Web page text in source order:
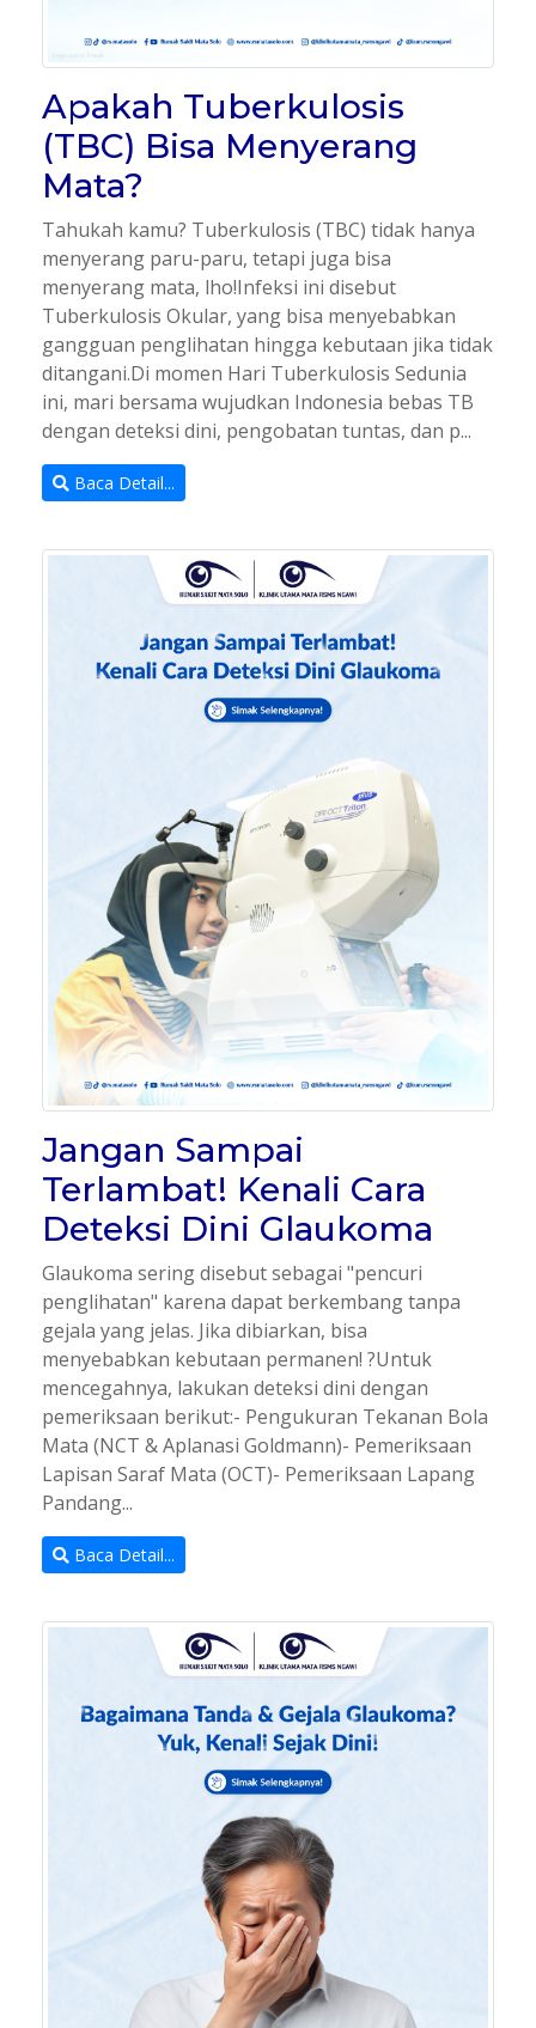
Apakah Tuberkulosis
(TBC) Bisa Menyerang
Mata?
Tahukah kamu? Tuberkulosis (TBC) tidak hanya
menyerang paru-paru, tetapi juga bisa
menyerang mata, lho!Infeksi ini disebut
Tuberkulosis Okular, yang bisa menyebabkan
gangguan penglihatan hingga kebutaan jika tidak
ditangani.Di momen Hari Tuberkulosis Sedunia
ini, mari bersama wujudkan Indonesia bebas TB
dengan deteksi dini, pengobatan tuntas, dan p...
Baca Detail...
Jangan Sampai
Terlambat! Kenali Cara
Deteksi Dini Glaukoma
Glaukoma sering disebut sebagai "pencuri
penglihatan" karena dapat berkembang tanpa
gejala yang jelas. Jika dibiarkan, bisa
menyebabkan kebutaan permanen! ?Untuk
mencegahnya, lakukan deteksi dini dengan
pemeriksaan berikut:- Pengukuran Tekanan Bola
Mata (NCT & Aplanasi Goldmann)- Pemeriksaan
Lapisan Saraf Mata (OCT)- Pemeriksaan Lapang
Pandang...
Baca Detail...